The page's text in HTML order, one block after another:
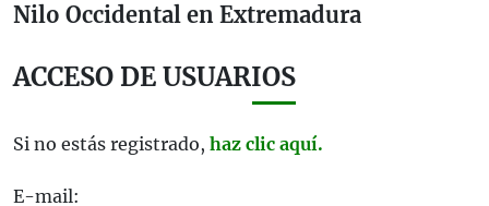
Nilo Occidental en Extremadura
ACCESO DE USUARIOS
Si no estás registrado, haz clic aquí.
E-mail: